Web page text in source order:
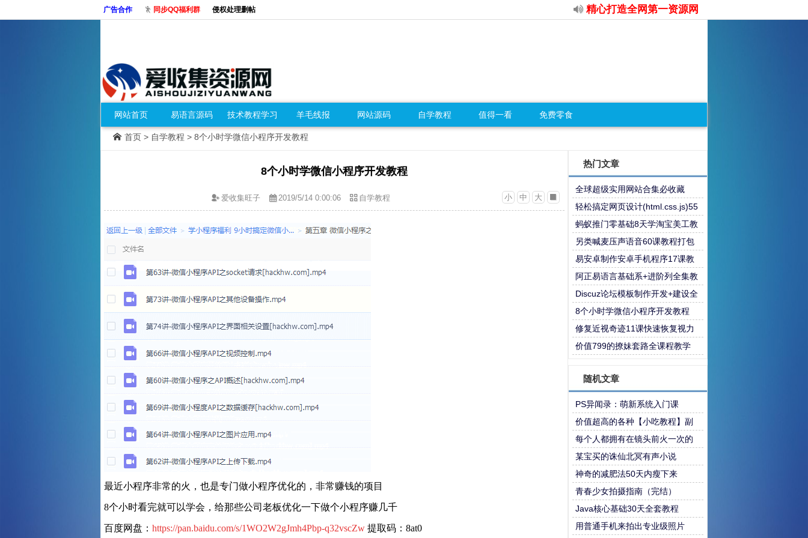
广告合作 同步QQ福利群 侵权处理删帖 精心打造全网第一资源网
网站首页 易语言源码 技术教程学习 羊毛线报 网站源码 自学教程 值得一看 免费零食
首页 > 自学教程 > 8个小时学微信小程序开发教程
8个小时学微信小程序开发教程
小 中 大
爱收集旺子 2019/5/14 0:00:06 自学教程
最近小程序非常的火，也是专门做小程序优化的，非常赚钱的项目
8个小时看完就可以学会，给那些公司老板优化一下做个小程序赚几千
百度网盘： https://pan.baidu.com/s/1WO2W2gJmh4Pbp-q32vscZw 提取码：8at0
热门文章
全球超级实用网站合集必收藏
轻松搞定网页设计(html.css.js)55
课教程
蚂蚁推门零基础8天学淘宝美工教
程
另类喊麦压声语音60课教程打包
易安卓制作安卓手机程序17课教
程
阿正易语言基础系+进阶列全集教
程
Discuz论坛模板制作开发+建设全
套教程
8个小时学微信小程序开发教程
修复近视奇迹11课快速恢复视力
价值799的撩妹套路全课程教学
随机文章
PS异闻录：萌新系统入门课
价值超高的各种【小吃教程】副
业摆摊先学上
每个人都拥有在镜头前火一次的
权利
某宝买的诛仙北冥有声小说
神奇的减肥法50天内瘦下来
青春少女拍摄指南（完结）
Java核心基础30天全套教程
用普通手机来拍出专业级照片